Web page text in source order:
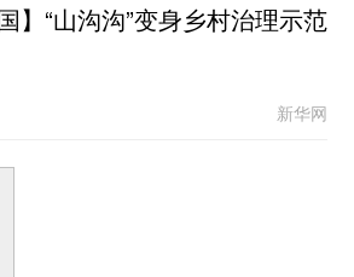
国】“山沟沟”变身乡村治理示范
新华网